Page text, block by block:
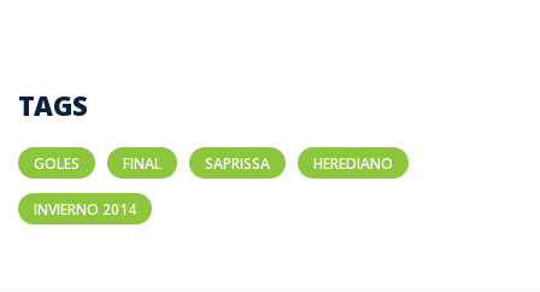
TAGS
GOLES FINAL SAPRISSA HEREDIANO
INVIERNO 2014